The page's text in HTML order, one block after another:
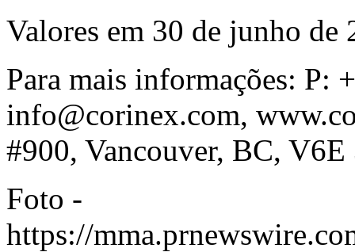
Valores em 30 de junho de
Para mais informações: P:
info@corinex.com,
#900, Vancouver, BC, V6E
Foto -
https://